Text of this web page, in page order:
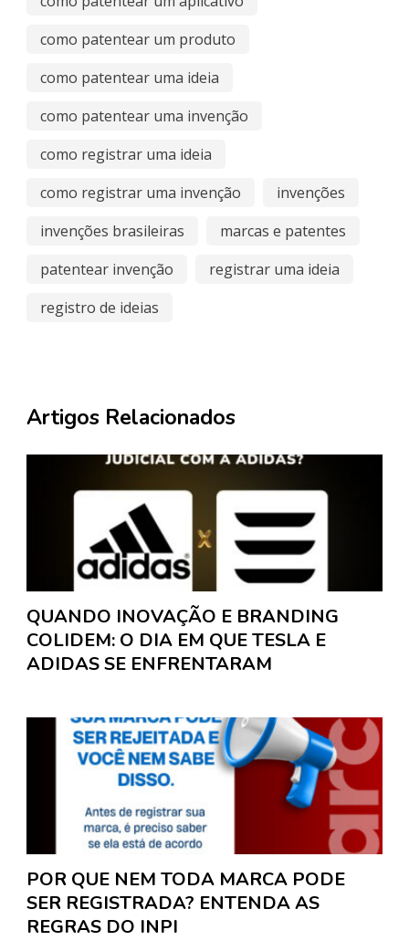
como patentear um produto
como patentear uma ideia
como patentear uma invenção
como registrar uma ideia
como registrar uma invenção
invenções
invenções brasileiras
marcas e patentes
patentear invenção
registrar uma ideia
registro de ideias
Artigos Relacionados
QUANDO INOVAÇÃO E BRANDING
COLIDEM: O DIA EM QUE TESLA E
ADIDAS SE ENFRENTARAM
POR QUE NEM TODA MARCA PODE
SER REGISTRADA? ENTENDA AS
REGRAS DO INPI